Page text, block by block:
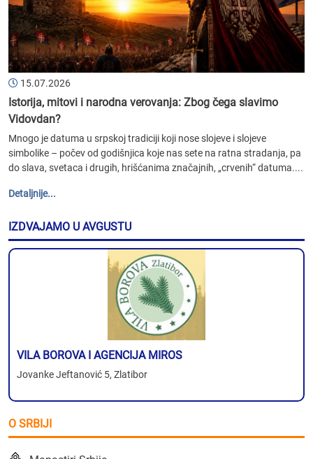
15.07.2026
Istorija, mitovi i narodna verovanja: Zbog čega slavimo
Vidovdan?
Mnogo je datuma u srpskoj tradiciji koji nose slojeve i slojeve
simbolike – počev od godišnjica koje nas sete na ratna stradanja, pa
do slava, svetaca i drugih, hrišćanima značajnih, „crvenih“ datuma....
Detaljnije...
IZDVAJAMO U AVGUSTU
VILA BOROVA I AGENCIJA MIROS
Jovanke Jeftanović 5, Zlatibor
O SRBIJI